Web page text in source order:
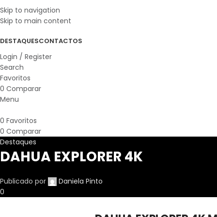
Skip to navigation
Skip to main content
DESTAQUESCONTACTOS
Login / Register
Search
Favoritos
0 Comparar
Menu
0 Favoritos
0 Comparar
Destaques
DAHUA EXPLORER 4K
Publicado por
Daniela Pinto
0